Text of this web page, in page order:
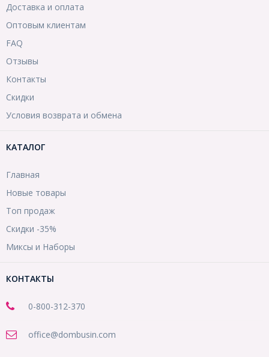
Доставка и оплата
Оптовым клиентам
FAQ
Отзывы
Контакты
Скидки
Условия возврата и обмена
КАТАЛОГ
Главная
Новые товары
Топ продаж
Скидки -35%
Миксы и Наборы
КОНТАКТЫ
0-800-312-370
office@dombusin.com